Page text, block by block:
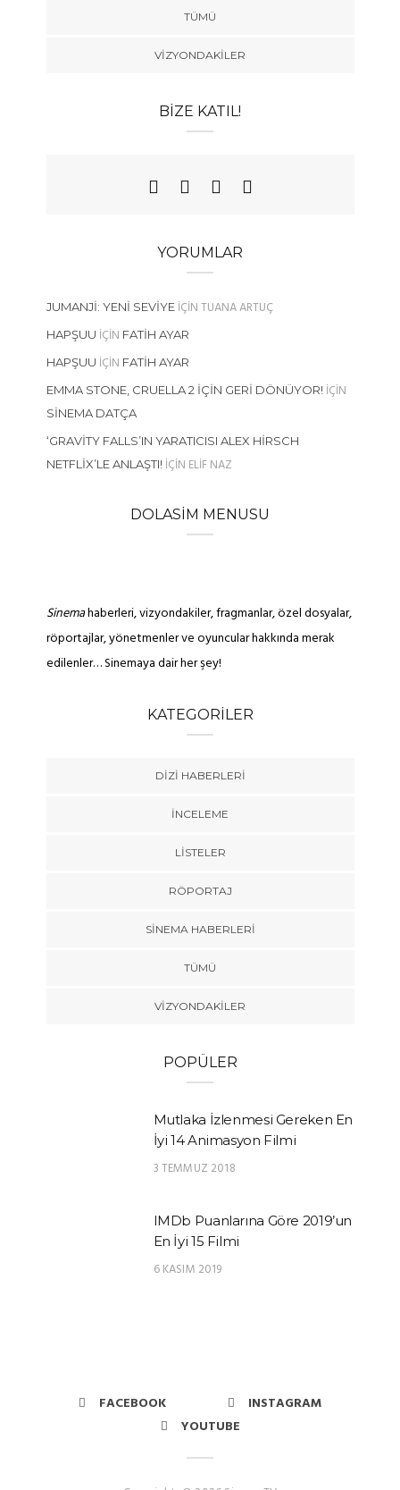
TÜMÜ
VIZYONDAKILER
BIZE KATIL!
YORUMLAR
JUMANJI: YENI SEVIYEIÇINTUANA ARTUÇ
HAPŞUU IÇIN FATIH AYAR
HAPŞUU IÇIN FATIH AYAR
EMMA STONE, CRUELLA 2 İÇIN GERI DÖNÜYOR!IÇIN
SINEMA DATÇA
‘GRAVITY FALLS’IN YARATICISI ALEX HIRSCH
NETFLIX’LE ANLAŞTI!IÇIN ELIF NAZ
DOLASIM MENUSU
Sinemahaberleri, vizyondakiler, fragmanlar, özel dosyalar,
röportajlar, yönetmenler ve oyuncular hakkında merak
edilenler… Sinemaya dair her şey!
KATEGORILER
DIZI HABERLERI
İNCELEME
LISTELER
RÖPORTAJ
SINEMA HABERLERI
TÜMÜ
VIZYONDAKILER
POPÜLER
Mutlaka İzlenmesi Gereken En
İyi 14 Animasyon Filmi
3 TEMMUZ 2018
IMDb Puanlarına Göre 2019’un
En İyi 15 Filmi
6 KASIM 2019
FACEBOOK
INSTAGRAM
YOUTUBE